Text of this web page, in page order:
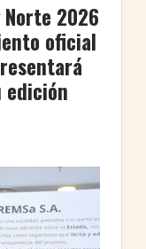
2026
oficial
edición